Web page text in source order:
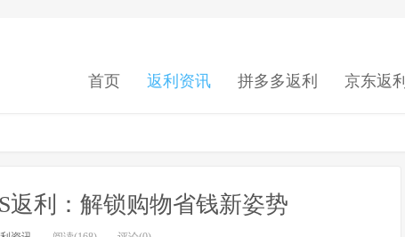
首页 返利资讯 拼多多返利 京东返利
返利：解锁购物省钱新姿势